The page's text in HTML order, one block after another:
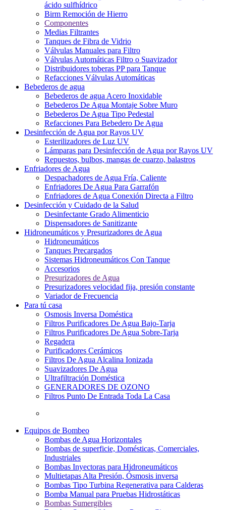
ácido sulfhídrico
Birm Remoción de Hierro
Componentes
Medias Filtrantes
Tanques de Fibra de Vidrio
Válvulas Manuales para Filtro
Válvulas Automáticas Filtro o Suavizador
Distribuidores toberas PP para Tanque
Refacciones Válvulas Automáticas
Bebederos de agua
Bebederos de agua Acero Inoxidable
Bebederos De Agua Montaje Sobre Muro
Bebederos De Agua Tipo Pedestal
Refacciones Para Bebedero De Agua
Desinfección de Agua por Rayos UV
Esterilizadores de Luz UV
Lámparas para Desinfección de Agua por Rayos UV
Repuestos, bulbos, mangas de cuarzo, balastros
Enfriadores de Agua
Despachadores de Agua Fría, Caliente
Enfriadores De Agua Para Garrafón
Enfriadores de Agua Conexión Directa a Filtro
Desinfección y Cuidado de la Salud
Desinfectante Grado Alimenticio
Dispensadores de Sanitizante
Hidroneumáticos y Presurizadores de Agua
Hidroneumáticos
Tanques Precargados
Sistemas Hidroneumáticos Con Tanque
Accesorios
Presurizadores de Agua
Presurizadores velocidad fija, presión constante
Variador de Frecuencia
Para tú casa
Osmosis Inversa Doméstica
Filtros Purificadores De Agua Bajo-Tarja
Filtros Purificadores De Agua Sobre-Tarja
Regadera
Purificadores Cerámicos
Filtros De Agua Alcalina Ionizada
Suavizadores De Agua
Ultrafiltración Doméstica
GENERADORES DE OZONO
Filtros Punto De Entrada Toda La Casa
Equipos de Bombeo
Bombas de Agua Horizontales
Bombas de superficie, Domésticas, Comerciales,
Industriales
Bombas Inyectoras para Hidroneumáticos
Multietapas Alta Presión, Ósmosis inversa
Bombas Tipo Turbina Regenerativa para Calderas
Bomba Manual para Pruebas Hidrostáticas
Bombas Sumergibles